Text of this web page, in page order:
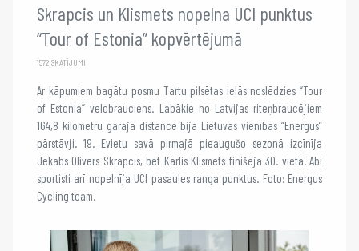
Skrapcis un Klismets nopelna UCI punktus
“Tour of Estonia” kopvērtējumā
1572 SKATĪJUMI
Ar kāpumiem bagātu posmu Tartu pilsētas ielās noslēdzies “Tour
of Estonia” velobrauciens. Labākie no Latvijas riteņbraucējiem
164,8 kilometru garajā distancē bija Lietuvas vienības “Energus”
pārstāvji. 19. Evietu savā pirmajā pieaugušo sezonā izcīnīja
Jēkabs Olivers Skrapcis, bet Kārlis Klismets finišēja 30. vietā. Abi
sportisti arī nopelnīja UCI pasaules ranga punktus. Foto: Energus
Cycling team.